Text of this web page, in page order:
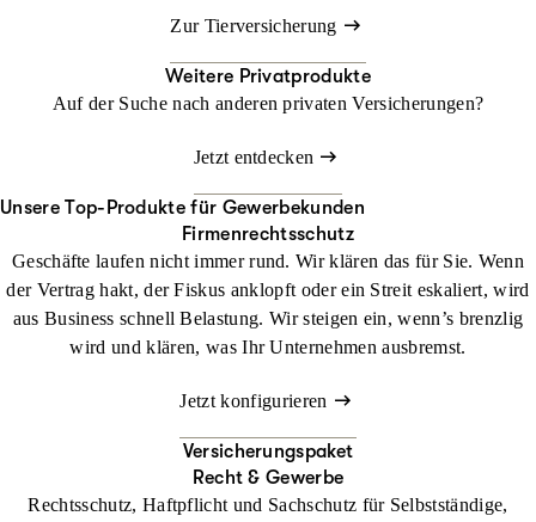
Zur Tierversicherung
Weitere Privatprodukte
Auf der Suche nach anderen privaten Versicherungen?
Jetzt entdecken
Unsere Top-Produkte für Gewerbekunden
Firmenrechtsschutz
Geschäfte laufen nicht immer rund. Wir klären das für Sie. Wenn
der Vertrag hakt, der Fiskus anklopft oder ein Streit eskaliert, wird
aus Business schnell Belastung. Wir steigen ein, wenn’s brenzlig
wird und klären, was Ihr Unternehmen ausbremst.
Jetzt konfigurieren
Versicherungspaket
Recht & Gewerbe
Rechtsschutz, Haftpflicht und Sachschutz für Selbstständige,